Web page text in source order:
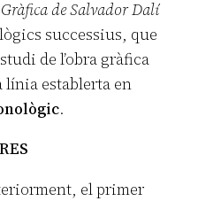
de Salvador Dalí
successius, que
de l’obra gràfica
línia establerta en
.
el primer